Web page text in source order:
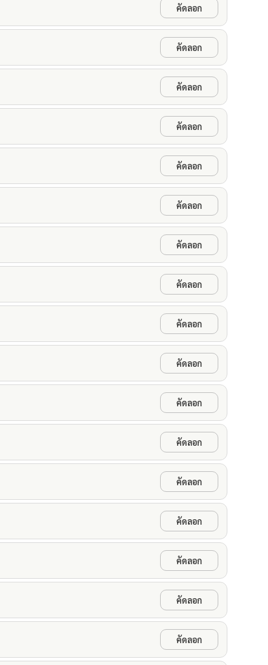
คัดลอก
คัดลอก
คัดลอก
คัดลอก
คัดลอก
คัดลอก
คัดลอก
คัดลอก
คัดลอก
คัดลอก
คัดลอก
คัดลอก
คัดลอก
คัดลอก
คัดลอก
คัดลอก
คัดลอก